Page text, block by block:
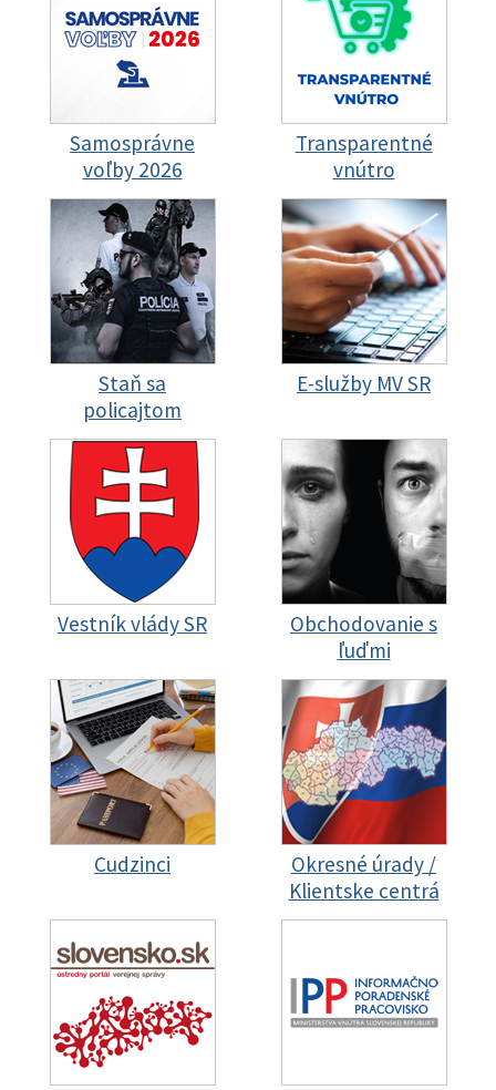
Samosprávne
voľby 2026
Transparentné
vnútro
Staň sa
policajtom
E-služby MV SR
Vestník vlády SR
Obchodovanie s
ľuďmi
Cudzinci
Okresné úrady /
Klientske centrá